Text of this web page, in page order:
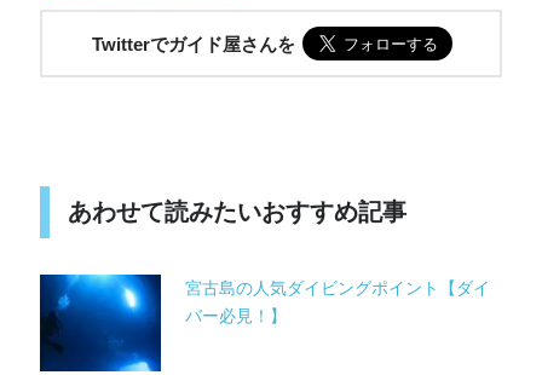
Twitterでガイド屋さんを
あわせて読みたいおすすめ記事
宮古島の人気ダイビングポイント【ダイ
バー必見！】